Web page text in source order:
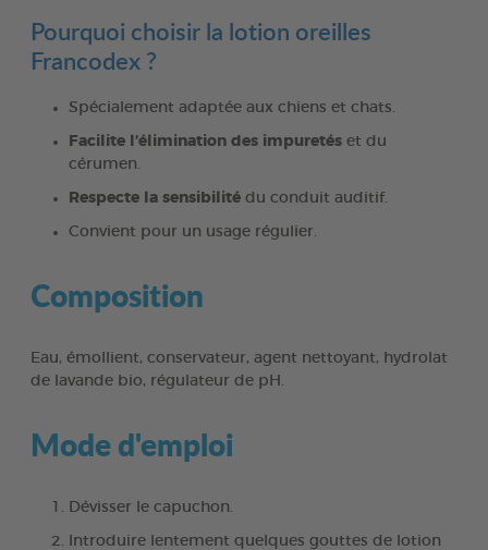
Pourquoi choisir la lotion oreilles
Francodex ?
Spécialement adaptée aux chiens et chats.
Facilite l’élimination des impuretés et du
cérumen.
Respecte la sensibilité du conduit auditif.
Convient pour un usage régulier.
Composition
Eau, émollient, conservateur, agent nettoyant, hydrolat
de lavande bio, régulateur de pH.
Mode d'emploi
Dévisser le capuchon.
Introduire lentement quelques gouttes de lotion